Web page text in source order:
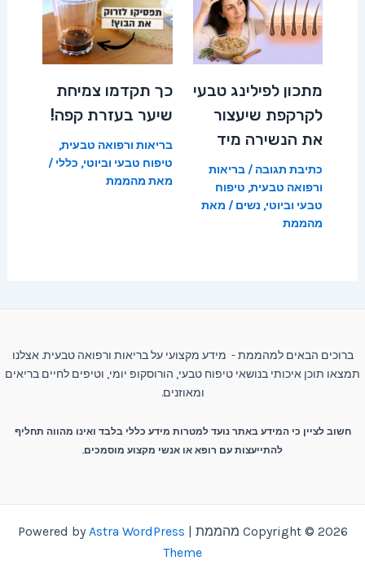
מתכון לפילינג טבעי
לקרקפת שיעצור
את הנשירה מיד
כתיבת תגובה / בריאות
ורפואה טבעית, טיפוח
טבעי וביוטי, נשים / מאת
מהממת
כך תקדמו צמיחת
שיער בעזרת קפה!
בריאות ורפואה טבעית,
טיפוח טבעי וביוטי, כללי /
מאת מהממת
ברוכים הבאים למהממת - מידע מקצועי על בריאות ורפואה טבעית. אצלנו
תמצאו תוכן איכותי בנושאי טיפוח טבעי, הורוסקופ יומי, וטיפים לחיים בריאים
ומאוזנים.
חשוב לציין כי המידע באתר נועד למטרות מידע כללי בלבד ואינו מהווה תחליף
להתייעצות עם רופא או אנשי מקצוע מוסמכים.
Copyright © 2026 מהממת | Powered by
Astra WordPress
Theme